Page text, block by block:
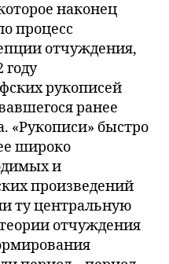
наконец
процесс
отчуждения,
году
рукописей
ранее
«Рукописи» быстро
широко
и
произведений
ту центральную
отчуждения